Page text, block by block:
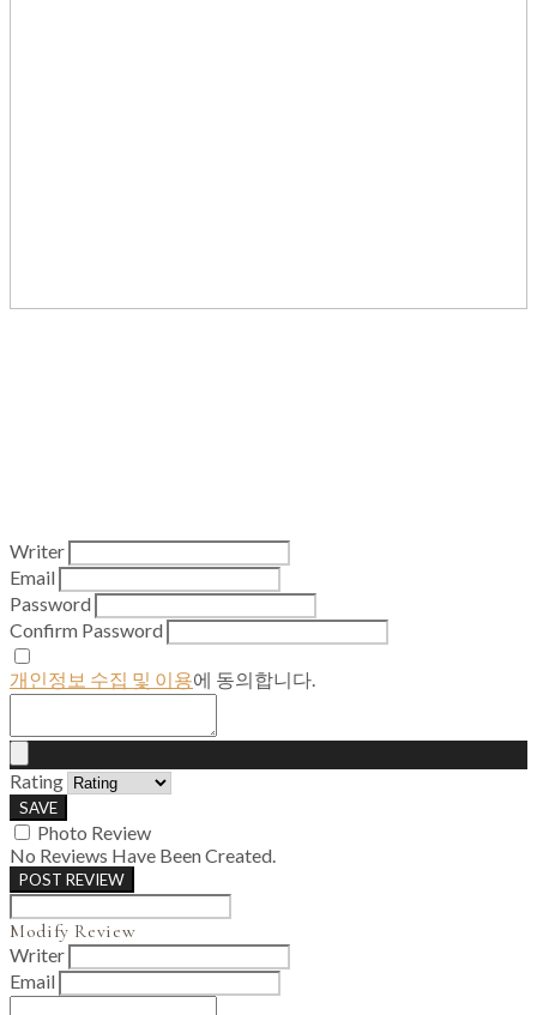
Writer
Email
Password
Confirm Password
개인정보 수집 및 이용에 동의합니다.
Rating
SAVE
Photo Review
No Reviews Have Been Created.
POST REVIEW
Modify Review
Writer
Email